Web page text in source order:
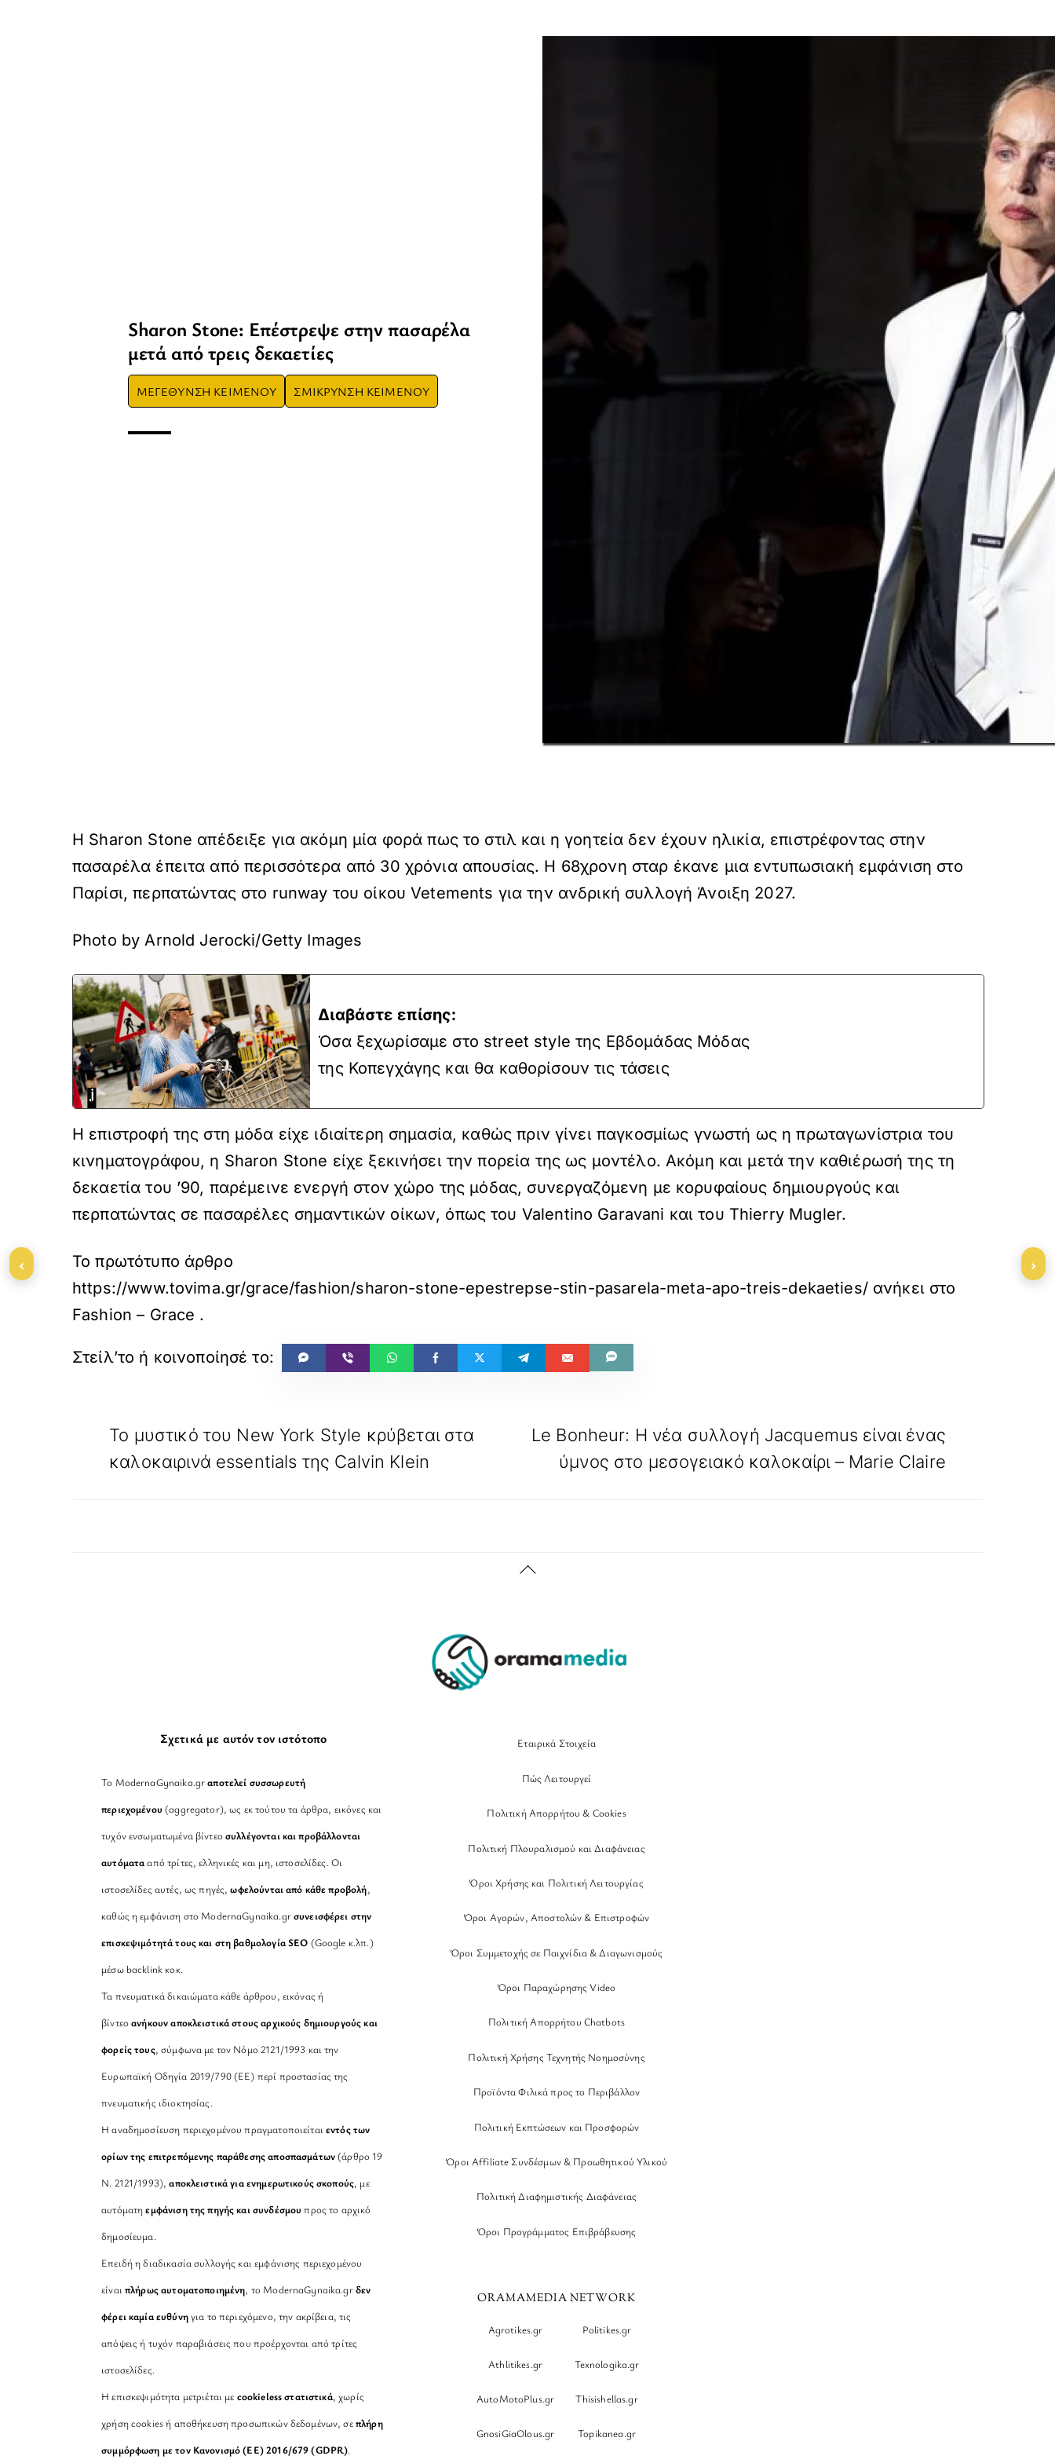
Sharon Stone: Επέστρεψε στην πασαρέλα
μετά από τρεις δεκαετίες
ΜΕΓΕΘΥΝΣΗ ΚΕΙΜΕΝΟΥ ΣΜΙΚΡΥΝΣΗ ΚΕΙΜΕΝΟΥ
Η Sharon Stone απέδειξε για ακόμη μία φορά πως το στιλ και η γοητεία δεν έχουν ηλικία, επιστρέφοντας στην
πασαρέλα έπειτα από περισσότερα από 30 χρόνια απουσίας. Η 68χρονη σταρ έκανε μια εντυπωσιακή εμφάνιση στο
Παρίσι, περπατώντας στο runway του οίκου Vetements για την ανδρική συλλογή Άνοιξη 2027.
Photo by Arnold Jerocki/Getty Images
Διαβάστε επίσης:
Όσα ξεχωρίσαμε στο street style της Εβδομάδας Μόδας
της Κοπεγχάγης και θα καθορίσουν τις τάσεις
Η επιστροφή της στη μόδα είχε ιδιαίτερη σημασία, καθώς πριν γίνει παγκοσμίως γνωστή ως η πρωταγωνίστρια του
κινηματογράφου, η Sharon Stone είχε ξεκινήσει την πορεία της ως μοντέλο. Ακόμη και μετά την καθιέρωσή της τη
δεκαετία του ’90, παρέμεινε ενεργή στον χώρο της μόδας, συνεργαζόμενη με κορυφαίους δημιουργούς και
περπατώντας σε πασαρέλες σημαντικών οίκων, όπως του Valentino Garavani και του Thierry Mugler.
Το πρωτότυπο άρθρο
https://www.tovima.gr/grace/fashion/sharon-stone-epestrepse-stin-pasarela-meta-apo-treis-dekaeties/ανήκει στο
Fashion – Grace .
Το μυστικό του New York Style κρύβεται στα
καλοκαιρινά essentials της Calvin Klein
Le Bonheur: Η νέα συλλογή Jacquemus είναι ένας
ύμνος στο μεσογειακό καλοκαίρι – Marie Claire
Back
Σχετικά με αυτόν τον ιστότοπο
Το ModernaGynaika.grαποτελεί συσσωρευτή
περιεχομένου (aggregator), ως εκ τούτου τα άρθρα, εικόνες και
τυχόν ενσωματωμένα βίντεοσυλλέγονται και προβάλλονται
αυτόματααπό τρίτες, ελληνικές και μη, ιστοσελίδες. Οι
ιστοσελίδες αυτές, ως πηγές,ωφελούνται από κάθε προβολή,
καθώς η εμφάνιση στο ModernaGynaika.grσυνεισφέρει στην
επισκεψιμότητά τους και στη βαθμολογία SEO (Google κ.λπ.)
μέσω backlink κοκ.
Τα πνευματικά δικαιώματα κάθε άρθρου, εικόνας ή
βίντεοανήκουν αποκλειστικά στους αρχικούς δημιουργούς και
φορείς τους, σύμφωνα με τον Νόμο 2121/1993 και την
Ευρωπαϊκή Οδηγία 2019/790 (ΕΕ) περί προστασίας της
πνευματικής ιδιοκτησίας.
Η αναδημοσίευση περιεχομένου πραγματοποιείταιεντός των
ορίων της επιτρεπόμενης παράθεσης αποσπασμάτων(άρθρο 19
Ν. 2121/1993), αποκλειστικά για ενημερωτικούς σκοπούς, με
αυτόματηεμφάνιση της πηγής και συνδέσμου προς το αρχικό
δημοσίευμα.
Επειδή η διαδικασία συλλογής και εμφάνισης περιεχομένου
είναιπλήρως αυτοματοποιημένη, το ModernaGynaika.grδεν
φέρει καμία ευθύνηγια το περιεχόμενο, την ακρίβεια, τις
απόψεις ή τυχόν παραβιάσεις που προέρχονται από τρίτες
ιστοσελίδες.
Η επισκεψιμότητα μετριέται με cookieless στατιστικά, χωρίς
χρήση cookies ή αποθήκευση προσωπικών δεδομένων, σεπλήρη
συμμόρφωση με τον Κανονισμό (ΕΕ) 2016/679 (GDPR)
Εταιρικά Στοιχεία
Πώς Λειτουργεί
Πολιτική Απορρήτου & Cookies
Πολιτική Πλουραλισμού και Διαφάνειας
Όροι Χρήσης και Πολιτική Λειτουργίας
Όροι Αγορών, Αποστολών & Επιστροφών
Όροι Συμμετοχής σε Παιχνίδια & Διαγωνισμούς
Όροι Παραχώρησης Video
Πολιτική Απορρήτου Chatbots
Πολιτική Χρήσης Τεχνητής Νοημοσύνης
Προϊόντα Φιλικά προς το Περιβάλλον
Πολιτική Εκπτώσεων και Προσφορών
Όροι Affiliate Συνδέσμων & Προωθητικού Υλικού
Πολιτική Διαφημιστικής Διαφάνειας
Όροι Προγράμματος Επιβράβευσης
ORAMAMEDIA NETWORK
Agrotikes.gr Politikes.gr
Athlitikes.gr Texnologika.gr
AutoMotoPlus.gr Thisishellas.gr
GnosiGiaOlous.gr Topikanea.gr
‹ ›